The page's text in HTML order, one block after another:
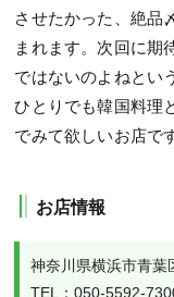
させたかった、絶品
まれます。次回に期
ではないのよねとい
ひとりでも韓国料理
でみて欲しいお店で
お店情報
神奈川県横浜市青
TEL：050-5592-